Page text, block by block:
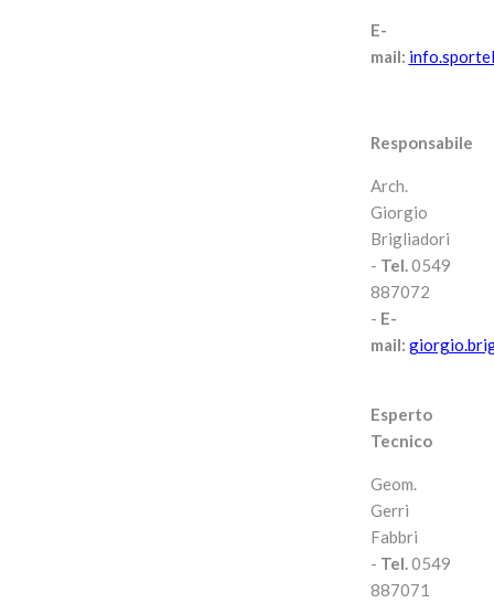
E-
mail:
Responsabile
Arch.
Giorgio
Brigliadori
- Tel.0549
887072
- E-
mail:
Esperto
Tecnico
Geom.
Gerri
Fabbri
- Tel.0549
887071